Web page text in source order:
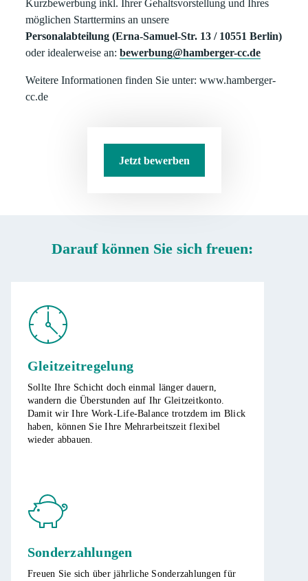
Kurzbewerbung inkl. Ihrer Gehaltsvorstellung und Ihres
möglichen Starttermins an unsere
Personalabteilung (Erna-Samuel-Str. 13 / 10551 Berlin)
oder idealerweise an:bewerbung@hamberger-cc.de
Weitere Informationen finden Sie unter: www.hamberger-
cc.de
Jetzt bewerben
Darauf können Sie sich freuen:
Gleitzeitregelung
Sollte Ihre Schicht doch einmal länger dauern,
wandern die Überstunden auf Ihr Gleitzeitkonto.
Damit wir Ihre Work-Life-Balance trotzdem im Blick
haben, können Sie Ihre Mehrarbeitszeit flexibel
wieder abbauen.
Sonderzahlungen
Freuen Sie sich über jährliche Sonderzahlungen für